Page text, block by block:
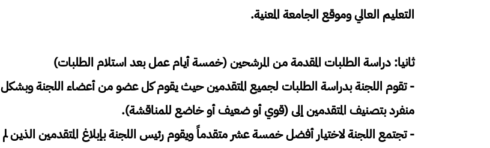
التعليم العالي وموقع الجامعة المعنية.
ثانيا: دراسة الطلبات المقدمة من المرشحين (خمسة أيام عمل بعد استلام الطلبات)
- تقوم اللجنة بدراسة الطلبات لجميع المتقدمين حيث يقوم كل عضو من أعضاء اللجنة وبشكل
منفرد بتصنيف المتقدمين إلى (قوي أو ضعيف أو خاضع للمناقشة).
- تجتمع اللجنة لاختيار أفضل خمسة عشر متقدماً ويقوم رئيس اللجنة بإبلاغ المتقدمين الذين لم